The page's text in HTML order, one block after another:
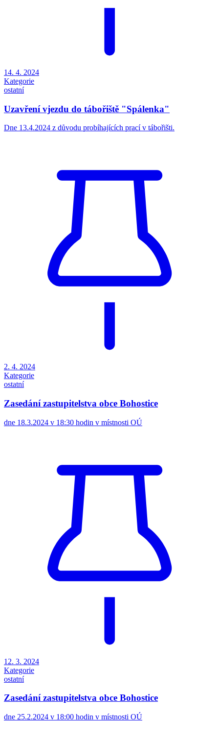
14. 4. 2024
Kategorie
ostatní
Uzavření vjezdu do tábořiště "Spálenka"
Dne 13.4.2024 z důvodu probíhajících prací v tábořišti.
2. 4. 2024
Kategorie
ostatní
Zasedání zastupitelstva obce Bohostice
dne 18.3.2024 v 18:30 hodin v místnosti OÚ
12. 3. 2024
Kategorie
ostatní
Zasedání zastupitelstva obce Bohostice
dne 25.2.2024 v 18:00 hodin v místnosti OÚ